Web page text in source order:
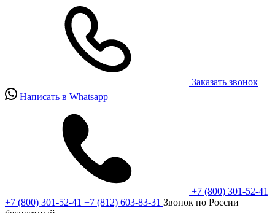
Заказать звонок
Написать в Whatsapp
+7 (800) 301-52-41
+7 (800) 301-52-41 +7 (812) 603-83-31 Звонок по России